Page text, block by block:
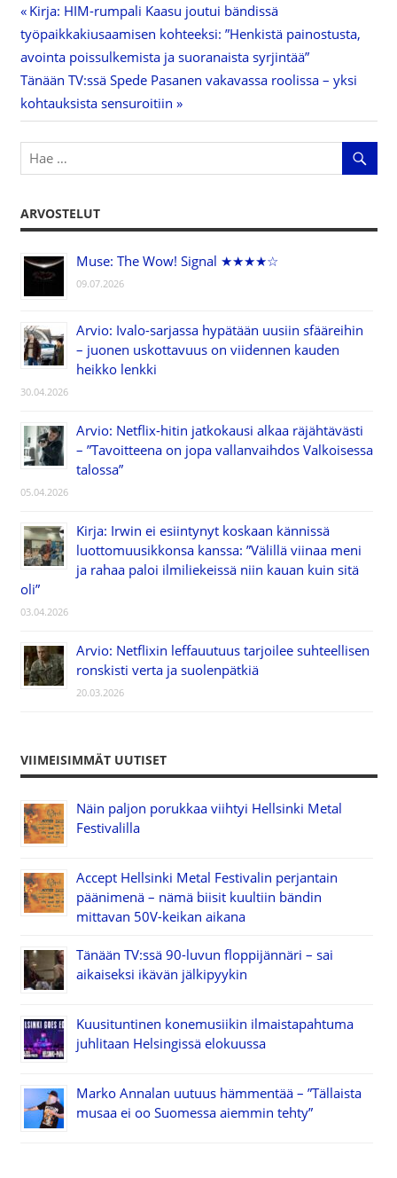
Artikkelien
selaus
Previous
Post:
Kirja: HIM-rumpali Kaasu joutui bändissä
työpaikkakiusaamisen kohteeksi: ”Henkistä painostusta,
avointa poissulkemista ja suoranaista syrjintää”
Next
Post:
Tänään TV:ssä Spede Pasanen vakavassa roolissa – yksi
kohtauksista sensuroitiin
ARVOSTELUT
Muse: The Wow! Signal ★★★★☆
09.07.2026
Arvio: Ivalo-sarjassa hypätään uusiin sfääreihin
– juonen uskottavuus on viidennen kauden
heikko lenkki
30.04.2026
Arvio: Netflix-hitin jatkokausi alkaa räjähtävästi
– ”Tavoitteena on jopa vallanvaihdos Valkoisessa
talossa”
05.04.2026
Kirja: Irwin ei esiintynyt koskaan kännissä
luottomuusikkonsa kanssa: ”Välillä viinaa meni
ja rahaa paloi ilmiliekeissä niin kauan kuin sitä
oli”
03.04.2026
Arvio: Netflixin leffauutuus tarjoilee suhteellisen
ronskisti verta ja suolenpätkiä
20.03.2026
VIIMEISIMMÄT UUTISET
Näin paljon porukkaa viihtyi Hellsinki Metal
Festivalilla
Accept Hellsinki Metal Festivalin perjantain
päänimenä – nämä biisit kuultiin bändin
mittavan 50V-keikan aikana
Tänään TV:ssä 90-luvun floppijännäri – sai
aikaiseksi ikävän jälkipyykin
Kuusituntinen konemusiikin ilmaistapahtuma
juhlitaan Helsingissä elokuussa
Marko Annalan uutuus hämmentää – ”Tällaista
musaa ei oo Suomessa aiemmin tehty”